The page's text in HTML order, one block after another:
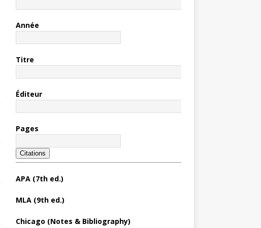
Année
Titre
Éditeur
Pages
Citations
APA (7th ed.)
MLA (9th ed.)
Chicago (Notes & Bibliography)